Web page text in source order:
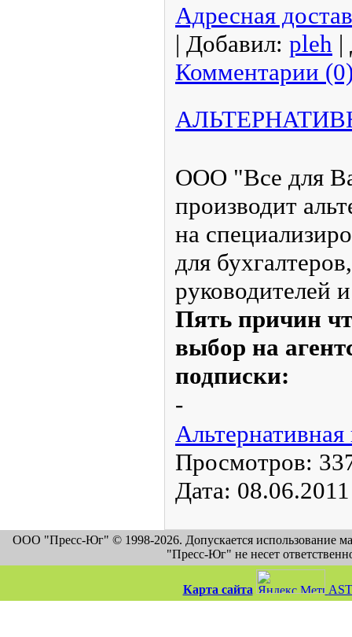
Адресная
| Добавил: pleh |
Комментарии
ООО "Все для
производит
на
для
руководителей
Пять причин
выбор на
подписки:
-
Просмотров:
Дата: 08.06.2011
ООО "Пресс-Юг" © 1998-2026. Допускается использование
"Пресс-Юг" не несет
Карта сайта